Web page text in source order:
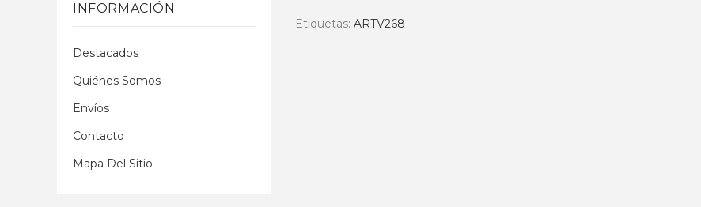
INFORMACIÓN
Destacados
Quiénes Somos
Envíos
Contacto
Mapa Del Sitio
Etiquetas: ARTV268